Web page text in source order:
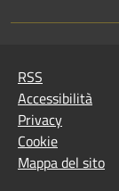
RSS
Accessibilità
Privacy
Cookie
Mappa del sito